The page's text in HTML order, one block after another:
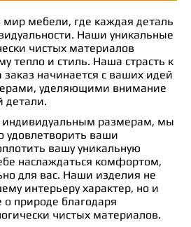
мебели, где каждая деталь
Наши уникальные
чистых материалов
тепло и стиль. Наша страсть к
начинается с ваших идей
уделяющими внимание
детали.
индивидуальным размерам, мы
удовлетворить ваши
вашу уникальную
наслаждаться комфортом,
для вас. Наши изделия не
интерьеру характер, но и
о природе благодаря
чистых материалов.